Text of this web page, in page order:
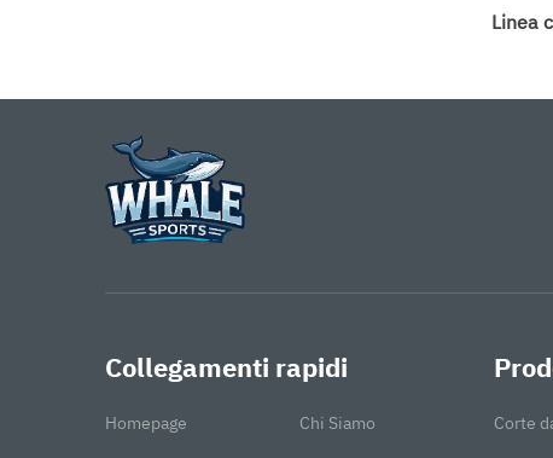
Linea
può
Collegamenti rapidi
Homepage Chi Siamo Corte